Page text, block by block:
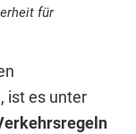
für
ist es unter